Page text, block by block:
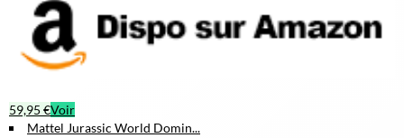
59,95 €Voir
Mattel Jurassic World Domin...